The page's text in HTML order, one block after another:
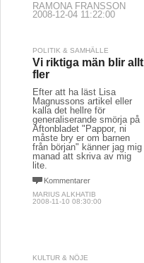
RAMONA FRANSSON
2008-12-04 11:22:00
POLITIK & SAMHÄLLE
Vi riktiga män blir allt
fler
Efter att ha läst Lisa
Magnussons artikel eller
kalla det hellre för
generaliserande smörja på
Aftonbladet "Pappor, ni
måste bry er om barnen
från början" känner jag mig
manad att skriva av mig
lite.
Kommentarer
MARIUS ALKHATIB
2008-11-10 08:30:00
KULTUR & NÖJE